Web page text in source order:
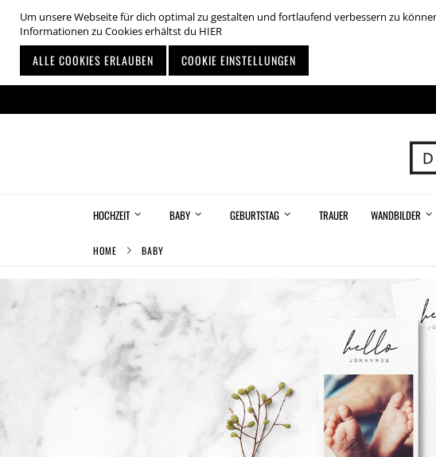
Um unsere Webseite für dich optimal zu gestalten und fortlaufend verbessern zu
Informationen zu Cookies erhältst du HIER
ALLE COOKIES ERLAUBEN COOKIE EINSTELLUNGEN
Inhalt
HOCHZEIT BABY GEBURTSTAG TRAUER WANDBILDER
HOME BABY